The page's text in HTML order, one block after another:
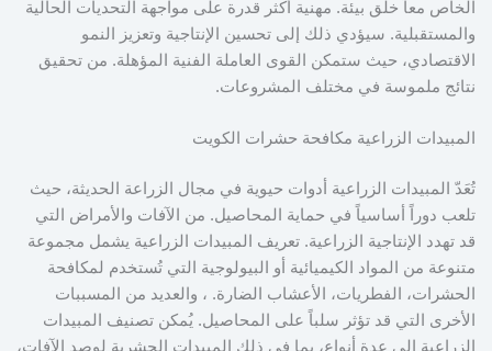
الخاص معاً خلق بيئة. مهنية أكثر قدرة على مواجهة التحديات الحالية
والمستقبلية. سيؤدي ذلك إلى تحسين الإنتاجية وتعزيز النمو
الاقتصادي، حيث ستمكن القوى العاملة الفنية المؤهلة. من تحقيق
نتائج ملموسة في مختلف المشروعات.
المبيدات الزراعية مكافحة حشرات الكويت
تُعَدّ المبيدات الزراعية أدوات حيوية في مجال الزراعة الحديثة، حيث
تلعب دوراً أساسياً في حماية المحاصيل. من الآفات والأمراض التي
قد تهدد الإنتاجية الزراعية. تعريف المبيدات الزراعية يشمل مجموعة
متنوعة من المواد الكيميائية أو البيولوجية التي تُستخدم لمكافحة
الحشرات، الفطريات، الأعشاب الضارة. ، والعديد من المسببات
الأخرى التي قد تؤثر سلباً على المحاصيل. يُمكن تصنيف المبيدات
الزراعية إلى عدة أنواع، بما في ذلك المبيدات الحشرية لوصد الآفات،